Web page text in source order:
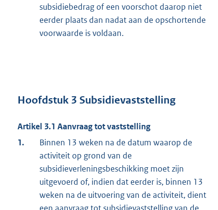
subsidiebedrag of een voorschot daarop niet
eerder plaats dan nadat aan de opschortende
voorwaarde is voldaan.
Hoofdstuk 3 Subsidievaststelling
Artikel 3.1 Aanvraag tot vaststelling
1.
Binnen 13 weken na de datum waarop de
activiteit op grond van de
subsidieverleningsbeschikking moet zijn
uitgevoerd of, indien dat eerder is, binnen 13
weken na de uitvoering van de activiteit, dient